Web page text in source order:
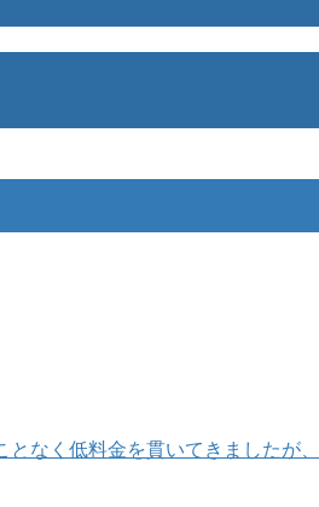
なく低料金を貫いてきましたが